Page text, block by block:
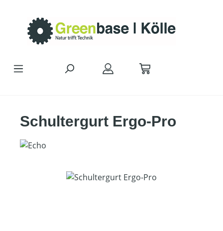
Schultergurt Ergo-Pro
Bildergalerie überspringen